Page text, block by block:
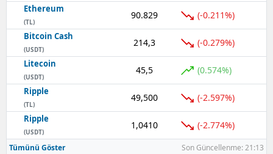
Uşak
Zonguldak
Aksaray
Bayburt
Ethereum
(TL)
90.829 (-0.211%)
Bitcoin Cash
(USDT)
214,3 (-0.279%)
Litecoin
(USDT)
45,5 (0.574%)
Ripple
(TL)
49,500 (-2.597%)
Ripple
(USDT)
1,0410 (-2.774%)
Tümünü Göster Son Güncellenme: 21:13